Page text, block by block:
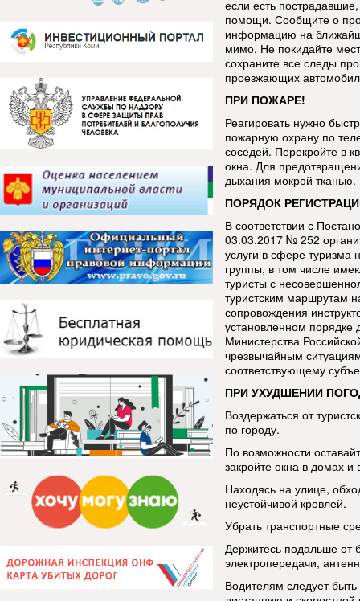
если есть
помощи. Сообщите о
информацию на
мимо. Не покидайте
сохраните все следы
проезжающих
ПРИ ПОЖАРЕ!
Реагировать нужно
пожарную охрану по
соседей. Перекройте в
окна. Для
дыхания мокрой тканью.
ПОРЯДОК
В соответствии с
03.03.2017 № 252
услуги в сфере туризма
группы, в том числе
туристы с
туристским маршрутам
сопровождения
установленном
Министерства
чрезвычайным
соответствующему
ПРИ УХУДШЕНИИ
Воздержаться от
по городу.
По возможности
закройте окна в домах
Находясь на улице,
неустойчивой кровлей.
Убрать транспортные
Держитесь подальше от
электропередачи,
Водителям следует